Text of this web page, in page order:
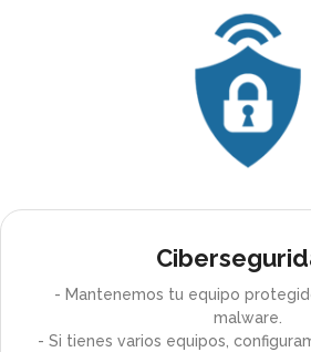
- Mantenemos tu equipo
malware.
- Si tienes varios equipos,